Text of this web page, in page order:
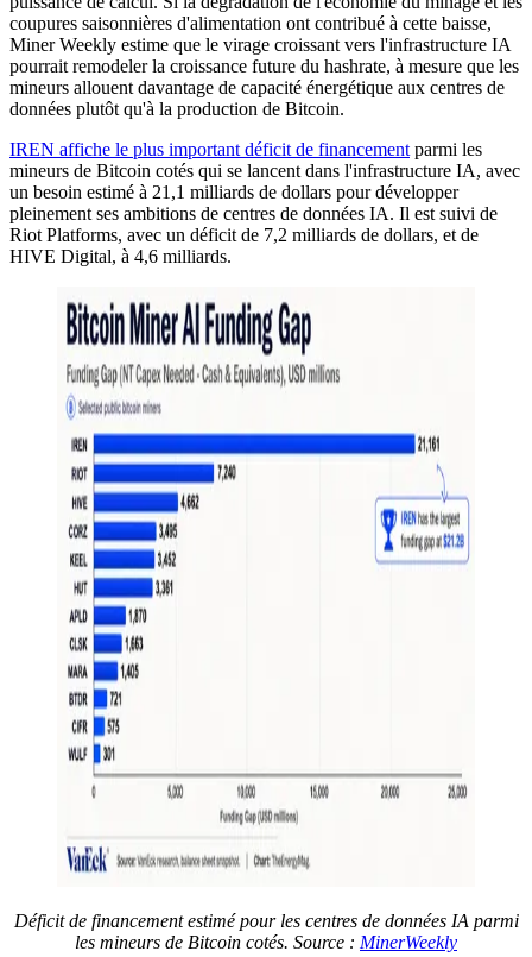
coupures saisonnières d'alimentation ont contribué à cette baisse,
Miner Weekly estime que le virage croissant vers l'infrastructure IA
pourrait remodeler la croissance future du hashrate, à mesure que les
mineurs allouent davantage de capacité énergétique aux centres de
données plutôt qu'à la production de Bitcoin.
IREN affiche le plus important déficit de financement parmi les
mineurs de Bitcoin cotés qui se lancent dans l'infrastructure IA, avec
un besoin estimé à 21,1 milliards de dollars pour développer
pleinement ses ambitions de centres de données IA. Il est suivi de
Riot Platforms, avec un déficit de 7,2 milliards de dollars, et de
HIVE Digital, à 4,6 milliards.
Déficit de financement estimé pour les centres de données IA parmi
les mineurs de Bitcoin cotés. Source : MinerWeekly